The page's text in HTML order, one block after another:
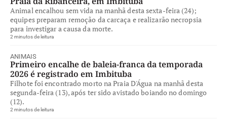
Animal encalhou sem vida na manhã desta sexta-feira (24);
equipes preparam remoção da carcaça e realizarão necropsia
para investigar a causa da morte.
2 minutos de leitura
ANIMAIS
Primeiro encalhe de baleia-franca da temporada
2026 é registrado em Imbituba
Filhote foi encontrado morto na Praia D'Água na manhã desta
segunda-feira (13), após ter sido avistado boiando no domingo
(12).
2 minutos de leitura